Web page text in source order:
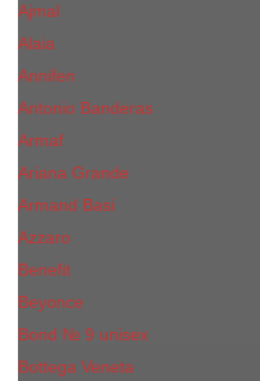
Ajmal
Alaia
Annifen
Antonio Banderas
Armaf
Ariana Grande
Armand Basi
Azzaro
Benefit
Beyonce
Bond № 9 unisex
Bottega Veneta